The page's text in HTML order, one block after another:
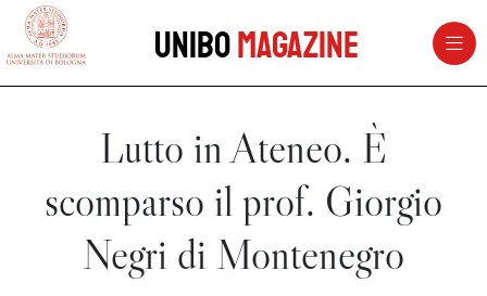
vai al contenuto della pagina
UniboMagazine
Lutto in Ateneo. È
scomparso il prof. Giorgio
Negri di Montenegro